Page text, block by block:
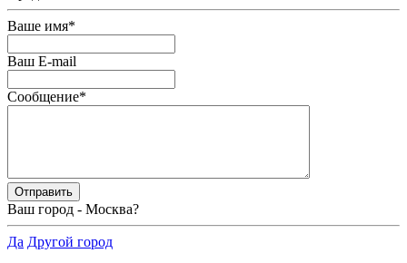
Ваше имя*
Ваш E-mail
Сообщение*
Ваш город - Москва?
Да Другой город